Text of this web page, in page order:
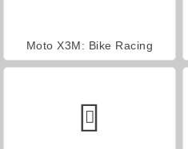
Moto X3M: Bike Racing